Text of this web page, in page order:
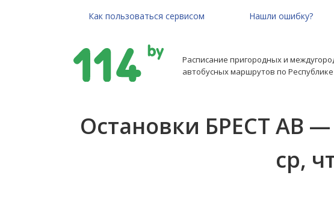
Как пользоваться сервисом Нашли ошибку?
Расписание пригородных и
автобусных маршрутов по
Остановки БРЕСТ АВ
ср,